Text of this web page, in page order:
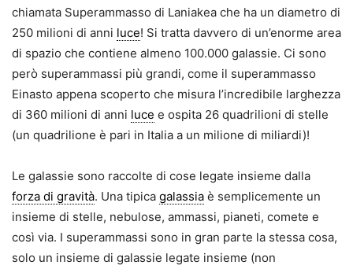
chiamata Superammasso di Laniakea che ha un diametro di
250 milioni di anni luce! Si tratta davvero di un’enorme area
di spazio che contiene almeno 100.000 galassie. Ci sono
però superammassi più grandi, come il superammasso
Einasto appena scoperto che misura l’incredibile larghezza
di 360 milioni di anni luce e ospita 26 quadrilioni di stelle
(un quadrilione è pari in Italia a un milione di miliardi)!
Le galassie sono raccolte di cose legate insieme dalla
forza di gravità. Una tipica galassia è semplicemente un
insieme di stelle, nebulose, ammassi, pianeti, comete e
così via. I superammassi sono in gran parte la stessa cosa,
solo un insieme di galassie legate insieme (non